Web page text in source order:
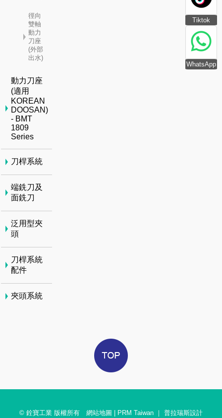
Tiktok
WhatsApp
徑向
雙軸
動力
刀座
(外部
出水)
動力刀座
(適用
KOREAN
DOOSAN)
- BMT
1809
Series
刀桿系統
端銑刀及
面銑刀
泛用型夾
頭
刀桿系統
配件
夾頭系統
© 銓寶工業 版權所有 網站地圖 PRM Taiwan ｜ 普拉瑞斯設計